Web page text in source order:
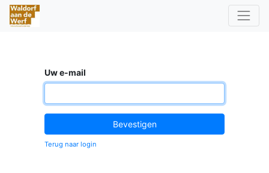
Uw e-mail
Bevestigen
Terug naar login